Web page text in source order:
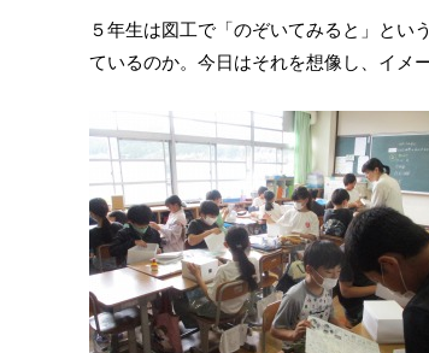
５年生は図工で「のぞいてみると」とい
ているのか。今日はそれを想像し、イメ